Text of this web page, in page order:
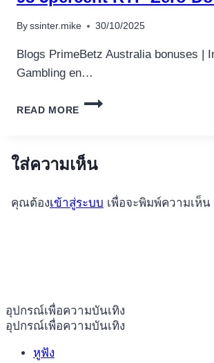
อุปกรณ์เพื่อความบันเทิง
อุปกรณ์เพื่อความบันเทิง
หูฟัง
By ssinter.mike 30/10/2025
Blogs PrimeBetz Australia bonuses |
Gambling en…
READ MORE
GAMBLE
VIDEO
GAME
AUSTRALIA
ใส่ความเห็น
คุณต้องเข้าสู่ระบบ เพื่อจะพิมพ์ความเห็น